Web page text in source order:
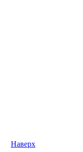
Наверх